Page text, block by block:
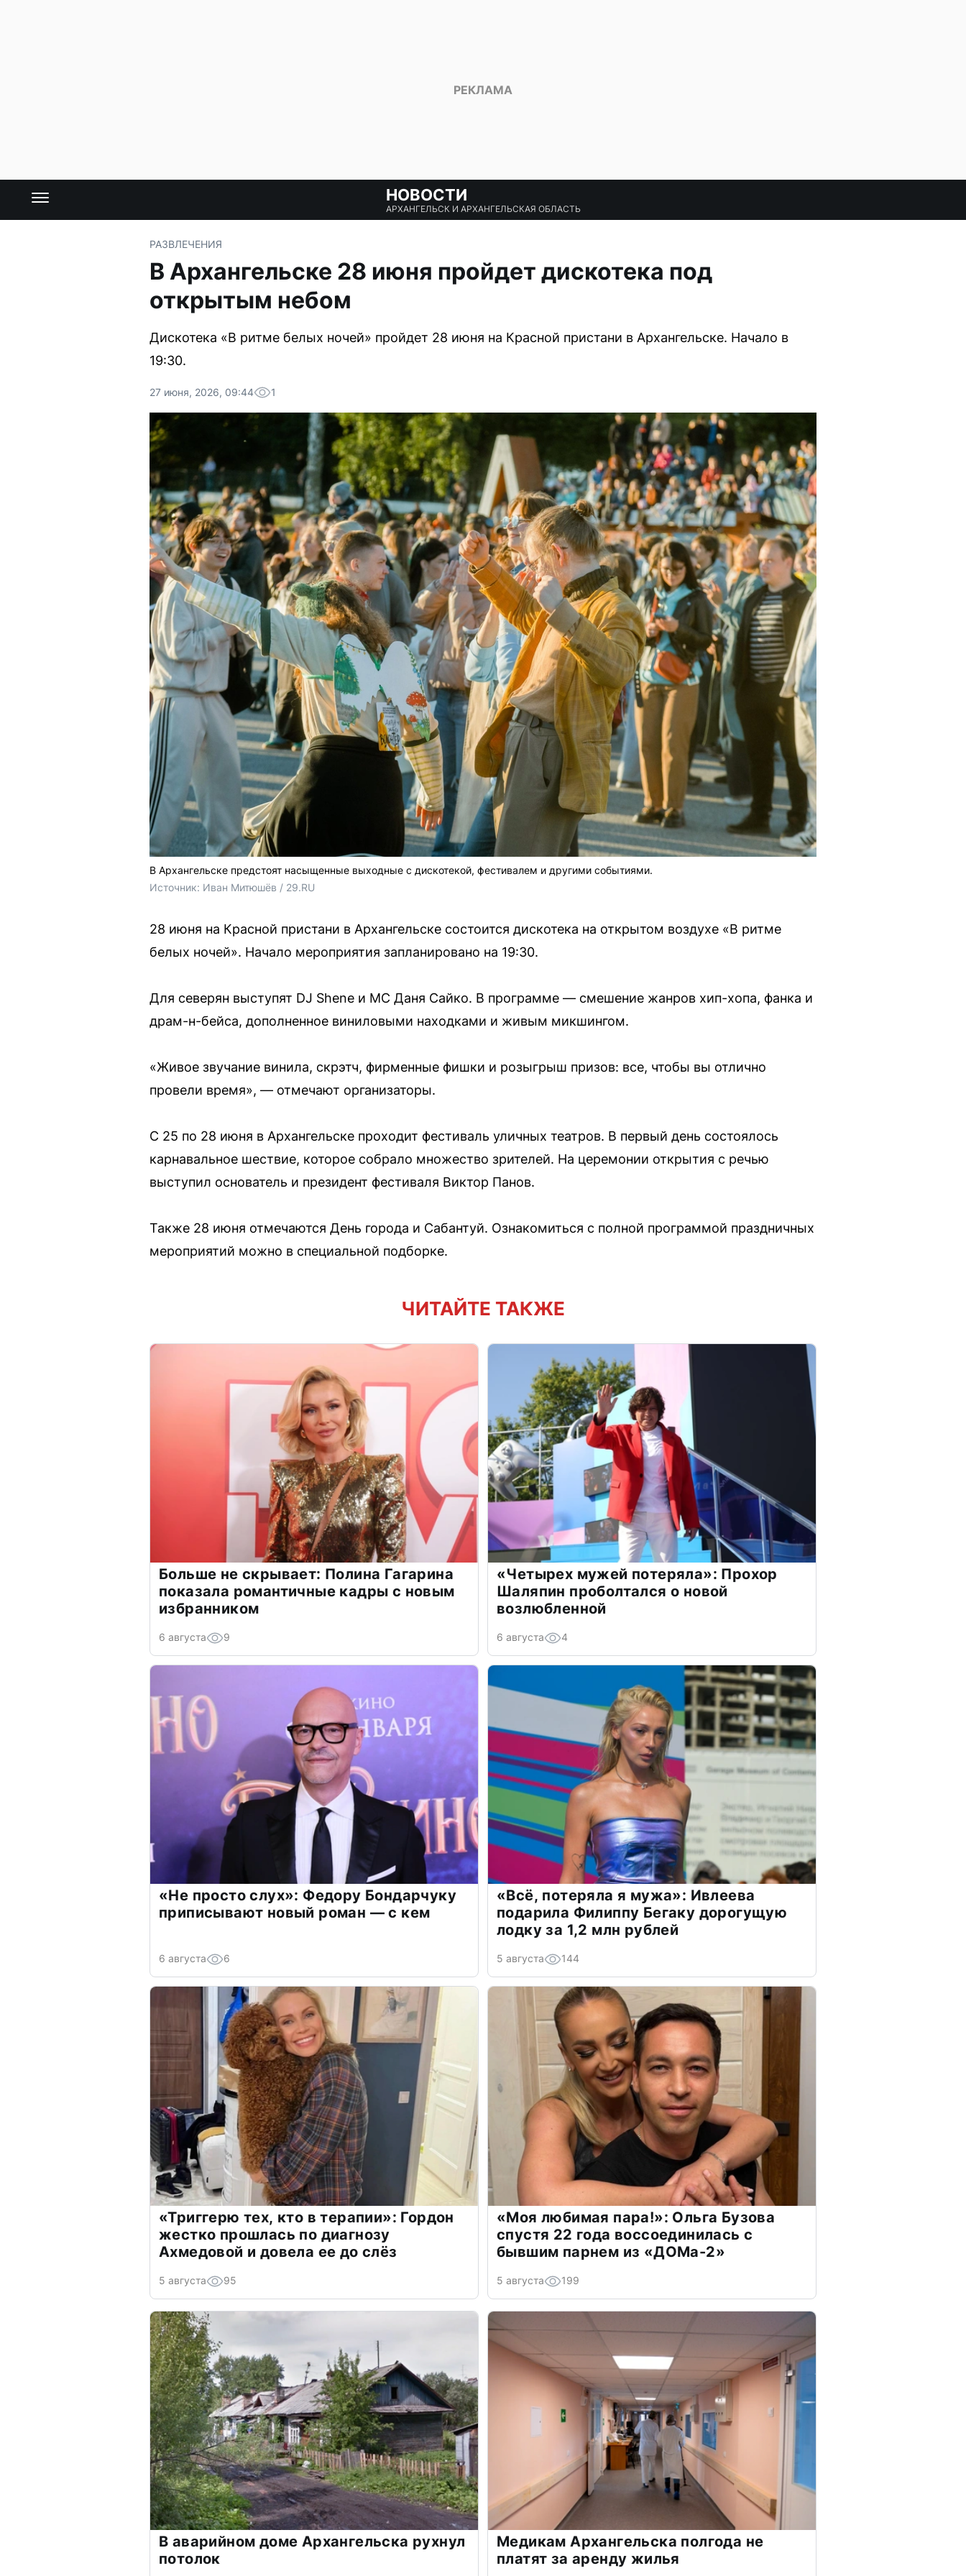
НОВОСТИ
АРХАНГЕЛЬСК И АРХАНГЕЛЬСКАЯ ОБЛАСТЬ
РАЗВЛЕЧЕНИЯ
В Архангельске 28 июня пройдет дискотека под
открытым небом
Дискотека «В ритме белых ночей» пройдет 28 июня на Красной пристани в Архангельске. Начало в
19:30.
27 июня, 2026, 09:44 1
В Архангельске предстоят насыщенные выходные с дискотекой, фестивалем и другими событиями.
Источник: Иван Митюшёв / 29.RU
28 июня на Красной пристани в Архангельске состоится дискотека на открытом воздухе «В ритме
белых ночей». Начало мероприятия запланировано на 19:30.
Для северян выступят DJ Shene и MC Даня Сайко. В программе — смешение жанров хип-хопа, фанка и
драм-н-бейса, дополненное виниловыми находками и живым микшингом.
«Живое звучание винила, скрэтч, фирменные фишки и розыгрыш призов: все, чтобы вы отлично
провели время», — отмечают организаторы.
С 25 по 28 июня в Архангельске проходит фестиваль уличных театров. В первый день состоялось
карнавальное шествие, которое собрало множество зрителей. На церемонии открытия с речью
выступил основатель и президент фестиваля Виктор Панов.
Также 28 июня отмечаются День города и Сабантуй. Ознакомиться с полной программой праздничных
мероприятий можно в специальной подборке.
ЧИТАЙТЕ ТАКЖЕ
Больше не скрывает: Полина Гагарина
показала романтичные кадры с новым
избранником
6 августа 9
«Четырех мужей потеряла»: Прохор
Шаляпин проболтался о новой
возлюбленной
6 августа 4
«Не просто слух»: Федору Бондарчуку
приписывают новый роман — с кем
6 августа 6
«Всё, потеряла я мужа»: Ивлеева
подарила Филиппу Бегаку дорогущую
лодку за 1,2 млн рублей
5 августа 144
«Триггерю тех, кто в терапии»: Гордон
жестко прошлась по диагнозу
Ахмедовой и довела ее до слёз
5 августа 95
«Моя любимая пара!»: Ольга Бузова
спустя 22 года воссоединилась с
бывшим парнем из «ДОМа-2»
5 августа 199
В аварийном доме Архангельска рухнул
потолок
Медикам Архангельска полгода не
платят за аренду жилья